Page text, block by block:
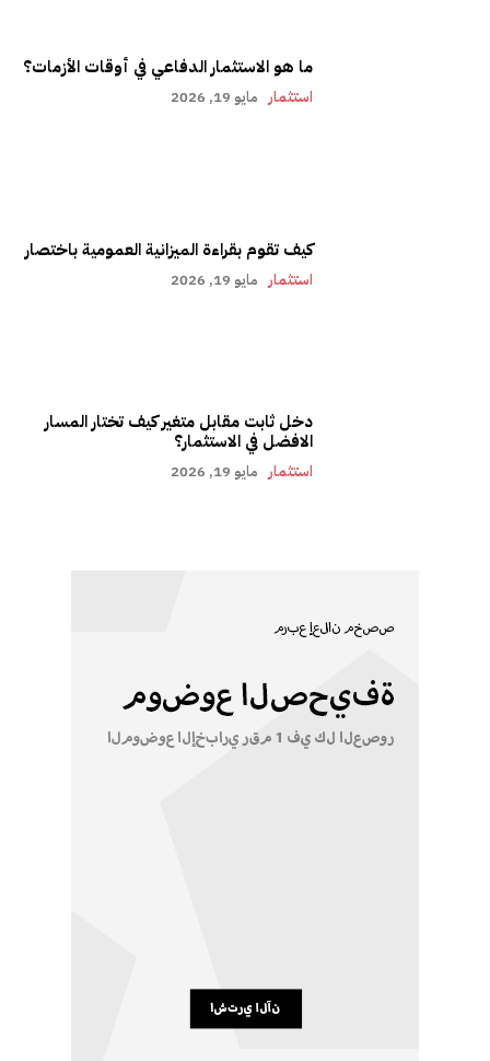
ما هو الاستثمار الدفاعي في أوقات الأزمات؟
استثمار مايو 19, 2026
كيف تقوم بقراءة الميزانية العمومية باختصار
استثمار مايو 19, 2026
دخل ثابت مقابل متغير كيف تختار المسار
الافضل في الاستثمار؟
استثمار مايو 19, 2026